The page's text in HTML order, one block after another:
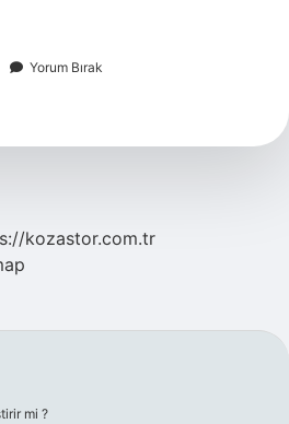
Yorum Bırak
kozastor.com.tr
mi ?